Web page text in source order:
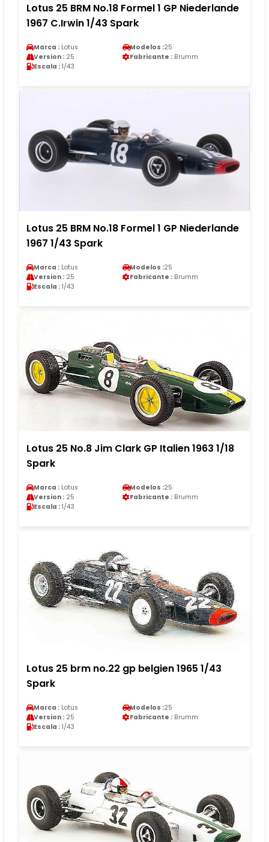
Lotus 25 BRM No.18 Formel 1 GP Niederlande
1967 C.Irwin 1/43 Spark
Marca : Lotus Modelos :25
Version : 25 Fabricante : Brumm
Escala : 1/43
Lotus 25 BRM No.18 Formel 1 GP Niederlande
1967 1/43 Spark
Marca : Lotus Modelos :25
Version : 25 Fabricante : Brumm
Escala : 1/43
Lotus 25 No.8 Jim Clark GP Italien 1963 1/18
Spark
Marca : Lotus Modelos :25
Version : 25 Fabricante : Brumm
Escala : 1/43
Lotus 25 brm no.22 gp belgien 1965 1/43
Spark
Marca : Lotus Modelos :25
Version : 25 Fabricante : Brumm
Escala : 1/43